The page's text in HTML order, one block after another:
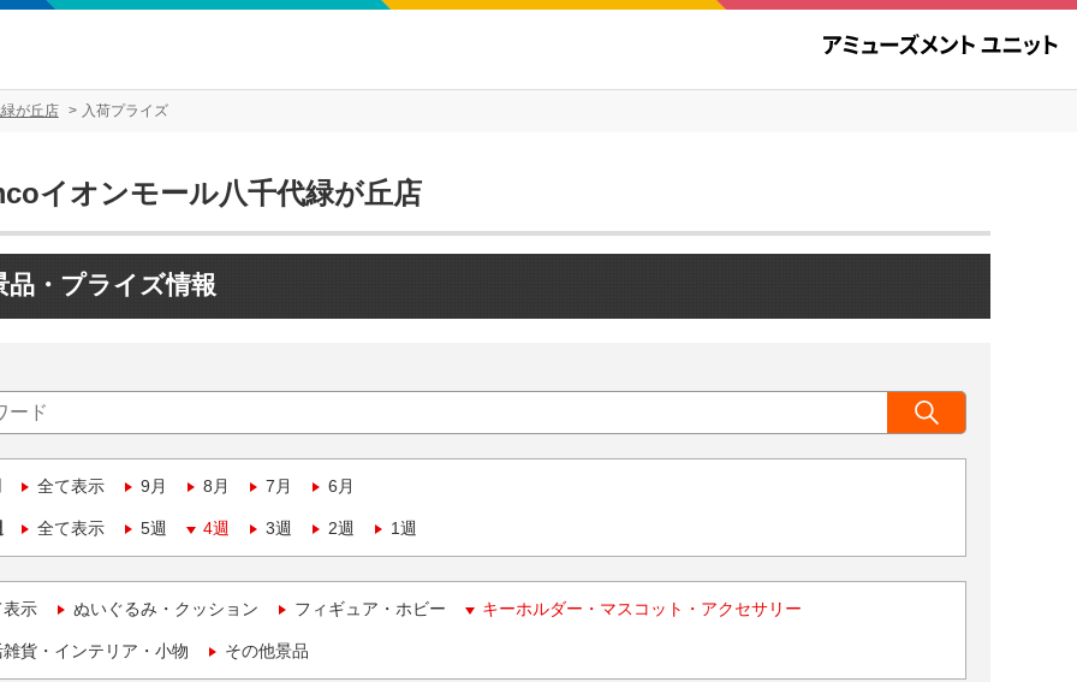
が丘店 入荷プライズ
イオンモール八千代緑が丘店
品・プライズ情報
全て表示 9月 8月 7月 6月
全て表示 5週 4週 3週 2週 1週
表示 ぬいぐるみ・クッション フィギュア・ホビー キーホルダー・マスコット・アクセサリー
貨・インテリア・小物 その他景品